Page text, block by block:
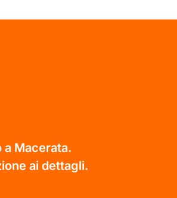
Macerata.
ai dettagli.